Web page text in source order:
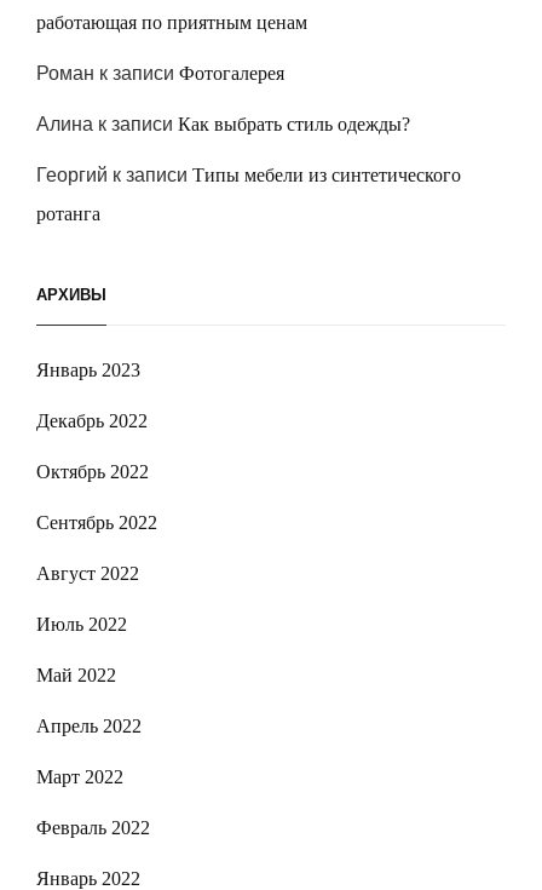
работающая по приятным ценам
Роман к записи Фотогалерея
Алина к записи Как выбрать стиль одежды?
Георгий к записи Типы мебели из синтетического
ротанга
АРХИВЫ
Январь 2023
Декабрь 2022
Октябрь 2022
Сентябрь 2022
Август 2022
Июль 2022
Май 2022
Апрель 2022
Март 2022
Февраль 2022
Январь 2022